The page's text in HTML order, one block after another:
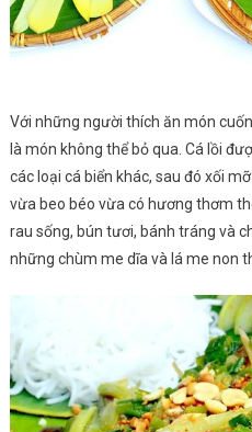
Với những người thích ăn món
là món không thể bỏ qua. Cá lồi
các loại cá biển khác, sau đó xối
vừa beo béo vừa có hương thơm
rau sống, bún tươi, bánh tráng và
những chùm me dĩa và lá me non